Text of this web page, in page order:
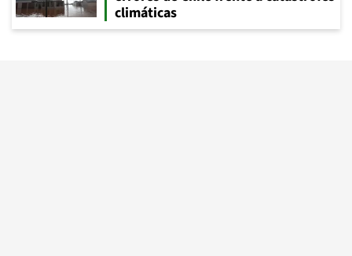
climáticas